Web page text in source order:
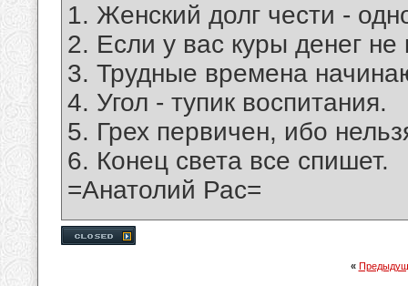
1. Женский долг чести -
2. Если у вас куры денег
3. Трудные времена
4. Угол - тупик воспитания.
5. Грех первичен, ибо
6. Конец света все спишет.
=Анатолий Рас=
«